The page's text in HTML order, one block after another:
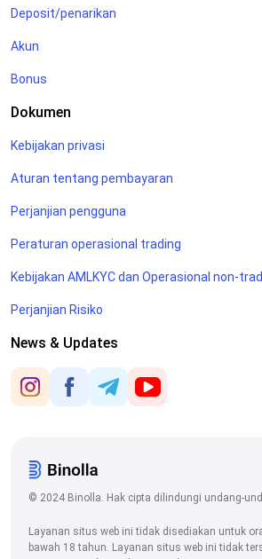
Deposit/penarikan
Akun
Bonus
Dokumen
Kebijakan privasi
Aturan tentang pembayaran
Perjanjian pengguna
Peraturan operasional trading
Kebijakan AMLKYC dan Operasional non-
Perjanjian Risiko
News & Updates
© 2024 Binolla. Hak cipta dilindungi undang-
Layanan situs web ini tidak disediakan untuk
bawah 18 tahun. Layanan situs web ini tidak